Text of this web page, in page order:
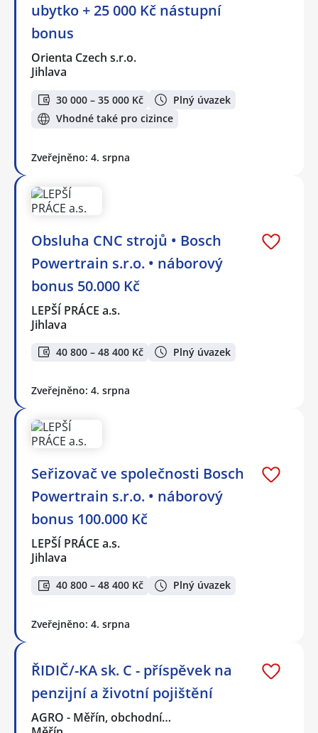
ubytko + 25 000 Kč nástupní
bonus
Orienta Czech s.r.o.
Jihlava
30 000 – 35 000 Kč
Plný úvazek
Vhodné také pro cizince
Zveřejněno: 4. srpna
Obsluha CNC strojů • Bosch
Powertrain s.r.o. • náborový
bonus 50.000 Kč
LEPŠÍ PRÁCE a.s.
Jihlava
40 800 – 48 400 Kč Plný úvazek
Zveřejněno: 4. srpna
Seřizovač ve společnosti Bosch
Powertrain s.r.o. • náborový
bonus 100.000 Kč
LEPŠÍ PRÁCE a.s.
Jihlava
40 800 – 48 400 Kč Plný úvazek
Zveřejněno: 4. srpna
ŘIDIČ/-KA sk. C - příspěvek na
penzijní a životní pojištění
AGRO - Měřín, obchodní…